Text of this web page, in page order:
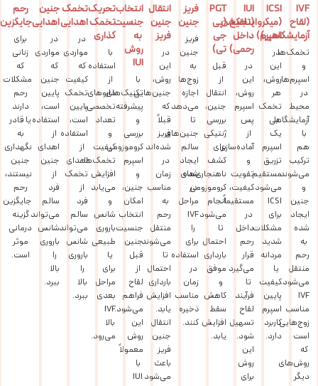
IVF
(لقاح
آزمایشگاهی)
تخمک‌ها
و
اسپرم‌ها
در
محیط
آزمایشگاهی
با
هم
ترکیب
می‌شوند
و
جنین
ایجاد
شده
به
رحم
منتقل
می‌شود.
IVF
مناسب
زوج‌هایی
است
که
روش‌های
دیگر
ICSI
(میکرواینجکشن
اسپرم)
در
این
روش،
هر
تخمک
با
یک
اسپرم
تزریق
مستقیم
می‌شود.
ICSI
برای
مشکلات
شدید
مردانه
یا
کیفیت
پایین
اسپرم
کاربرد
دارد.
IUI
(تلقیح
داخل
رحمی)
در
این
روش،
اسپرم
پس
از
آماده‌سازی
و
تقویت
کیفیت،
مستقیماً
در
داخل
رحم
قرار
می‌گیرد
تا
فرآیند
لقاح
تسهیل
شود.
این
روش
برای
PGT
(پی
جی
تی)
قبل
از
انتقال
جنین،
بررسی
ژنتیکی
برای
کشف
ناهنجاری‌های
کروموزومی
انجام
می‌شود
تا
احتمال
بارداری
موفق
و
کاهش
سقط
افزایش
یابد.
فریز
جنین
فریز
جنین
به
زوج‌ها
اجازه
می‌دهد
تا
جنین‌های
سالم
ایجاد
شده
در
مراحل
IVF
را
برای
استفاده
در
زمان
مناسب
ذخیره
کنند.
انتقال
جنین
فریز
در
این
روش،
جنین‌هایی
که
قبلاً
فریز
شده‌اند
در
زمان
مناسب
به
رحم
منتقل
می‌شوند
تا
احتمال
بارداری
افزایش
یابد.
انتقال
جنین
فریز
باعث
می‌شود
انتخاب
جنسیت
به
روش
IUI
با
تکنیک‌های
پیشرفته
و
بررسی
کروموزومی
اسپرم
و
جنین،
امکان
انتخاب
جنسیت
جنین
قبل
از
لقاح
فراهم
می‌شود.
این
روش
معمولاً
با
IUI
تحریک
تخمک
گذاری
با
استفاده
از
داروهای
تخصصی،
تعداد
و
کیفیت
تخمک‌ها
افزایش
می‌یابد
و
شانس
باروری
طبیعی
یا
برای
مراحل
بعدی
IVF
بالا
می‌رود.
تخمک
اهدایی
در
مواردی
که
کیفیت
تخمک
پایین
است،
استفاده
از
اهدای
تخمک
از
فرد
سالم
می‌تواند
شانس
باروری
را
بالا
ببرد.
جنین
اهدایی
در
مواردی
که
جنین
پایین
است،
استفاده
از
اهدای
جنین
از
فرد
سالم
می‌تواند
شانس
باروری
را
بالا
ببرد.
رحم
جایگزین
برای
زنانی
که
مشکلات
رحم
دارند
یا قادر
به
نگهداری
جنین
نیستند،
رحم
جایگزین
گزینه
درمانی
موثر
است.